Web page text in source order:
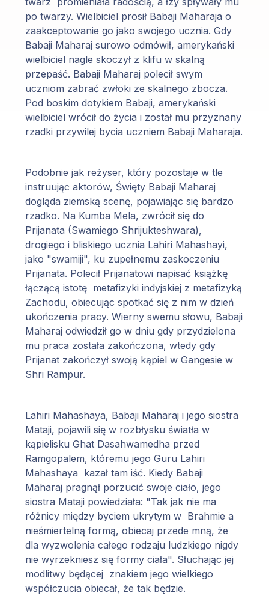
po twarzy. Wielbiciel prosił Babaji Maharaja o
zaakceptowanie go jako swojego ucznia. Gdy
Babaji Maharaj surowo odmówił, amerykański
wielbiciel nagle skoczył z klifu w skalną
przepaść. Babaji Maharaj polecił swym
uczniom zabrać zwłoki ze skalnego zbocza.
Pod boskim dotykiem Babaji, amerykański
wielbiciel wrócił do życia i został mu przyznany
rzadki przywilej bycia uczniem Babaji Maharaja.
Podobnie jak reżyser, który pozostaje w tle
instruując aktorów, Święty Babaji Maharaj
dogląda ziemską scenę, pojawiając się bardzo
rzadko. Na Kumba Mela, zwrócił się do
Prijanata (Swamiego Shrijukteshwara),
drogiego i bliskiego ucznia Lahiri Mahashayi,
jako "swamiji", ku zupełnemu zaskoczeniu
Prijanata. Polecił Prijanatowi napisać książkę
łączącą istotę metafizyki indyjskiej z metafizyką
Zachodu, obiecując spotkać się z nim w dzień
ukończenia pracy. Wierny swemu słowu, Babaji
Maharaj odwiedził go w dniu gdy przydzielona
mu praca została zakończona, wtedy gdy
Prijanat zakończył swoją kąpiel w Gangesie w
Shri Rampur.
Lahiri Mahashaya, Babaji Maharaj i jego siostra
Mataji, pojawili się w rozbłysku światła w
kąpielisku Ghat Dasahwamedha przed
Ramgopalem, któremu jego Guru Lahiri
Mahashaya kazał tam iść. Kiedy Babaji
Maharaj pragnął porzucić swoje ciało, jego
siostra Mataji powiedziała: "Tak jak nie ma
różnicy między byciem ukrytym w Brahmie a
nieśmiertelną formą, obiecaj przede mną, że
dla wyzwolenia całego rodzaju ludzkiego nigdy
nie wyrzekniesz się formy ciała". Słuchając jej
modlitwy będącej znakiem jego wielkiego
współczucia obiecał, że tak będzie.